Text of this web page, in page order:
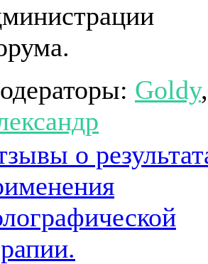
Goldy,
о